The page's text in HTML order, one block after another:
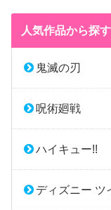
人気作品から探す
鬼滅の刃
呪術廻戦
ハイキュー!!
ディズニー ツ